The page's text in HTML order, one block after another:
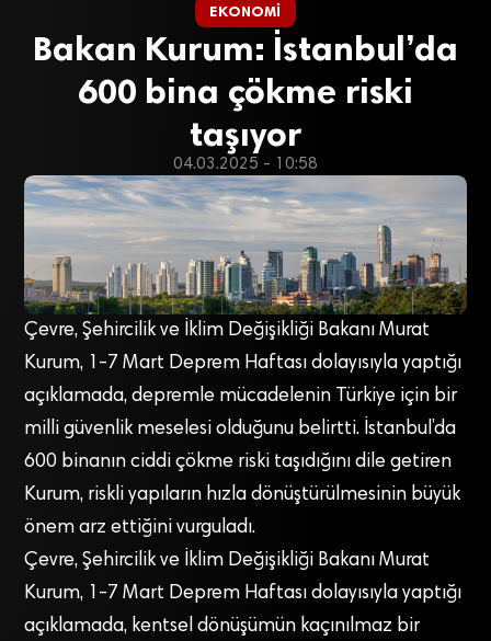
EKONOMI
Bakan Kurum: İstanbul’da
600 bina çökme riski
taşıyor
04.03.2025 - 10:58
Çevre, Şehircilik ve İklim Değişikliği Bakanı Murat
Kurum, 1-7 Mart Deprem Haftası dolayısıyla yaptığı
açıklamada, depremle mücadelenin Türkiye için bir
milli güvenlik meselesi olduğunu belirtti. İstanbul’da
600 binanın ciddi çökme riski taşıdığını dile getiren
Kurum, riskli yapıların hızla dönüştürülmesinin büyük
önem arz ettiğini vurguladı.
Çevre, Şehircilik ve İklim Değişikliği Bakanı Murat
Kurum, 1-7 Mart Deprem Haftası dolayısıyla yaptığı
açıklamada, kentsel dönüşümün kaçınılmaz bir